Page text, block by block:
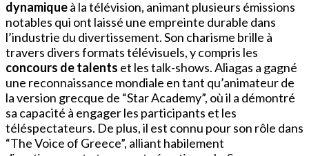
dynamiqueà la télévision, animant plusieurs émissions
notables qui ont laissé une empreinte durable dans
l’industrie du divertissement. Son charisme brille à
travers divers formats télévisuels, y compris les
concours de talents et les talk-shows. Aliagas a gagné
une reconnaissance mondiale en tant qu’animateur de
la version grecque de “Star Academy”, où il a démontré
sa capacité à engager les participants et les
téléspectateurs. De plus, il est connu pour son rôle dans
“The Voice of Greece”, alliant habilement